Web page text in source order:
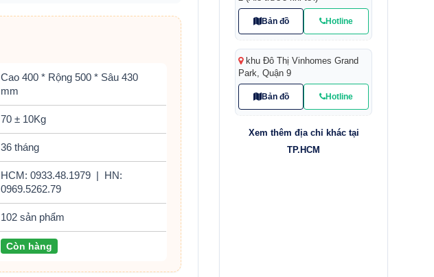
Cao 400 * Rộng 500 * Sâu 430
mm
70 ± 10Kg
36 tháng
HCM: 0933.48.1979
HN:
0969.5262.79
102 sản phẩm
Còn hàng
Bản đồ Hotline
khu Đô Thị Vinhomes Grand
Park, Quận 9
Bản đồ Hotline
Xem thêm địa chỉ khác tại
TP.HCM